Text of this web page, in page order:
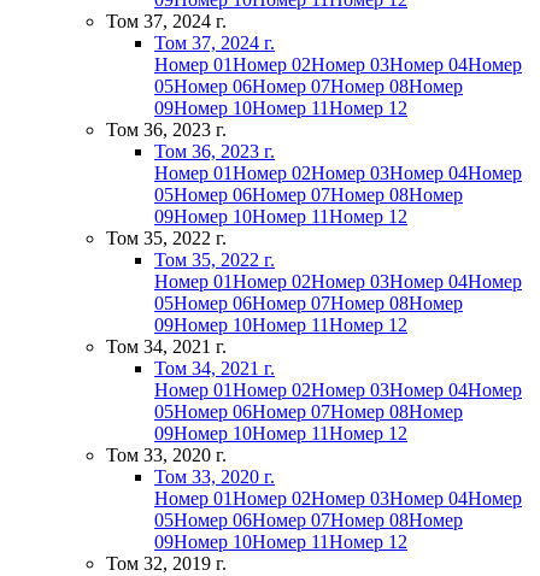
Том 37, 2024 г.
Том 37, 2024 г.
Номер 01Номер 02Номер 03Номер 04Номер
05Номер 06Номер 07Номер 08Номер
09Номер 10Номер 11Номер 12
Том 36, 2023 г.
Том 36, 2023 г.
Номер 01Номер 02Номер 03Номер 04Номер
05Номер 06Номер 07Номер 08Номер
09Номер 10Номер 11Номер 12
Том 35, 2022 г.
Том 35, 2022 г.
Номер 01Номер 02Номер 03Номер 04Номер
05Номер 06Номер 07Номер 08Номер
09Номер 10Номер 11Номер 12
Том 34, 2021 г.
Том 34, 2021 г.
Номер 01Номер 02Номер 03Номер 04Номер
05Номер 06Номер 07Номер 08Номер
09Номер 10Номер 11Номер 12
Том 33, 2020 г.
Том 33, 2020 г.
Номер 01Номер 02Номер 03Номер 04Номер
05Номер 06Номер 07Номер 08Номер
09Номер 10Номер 11Номер 12
Том 32, 2019 г.